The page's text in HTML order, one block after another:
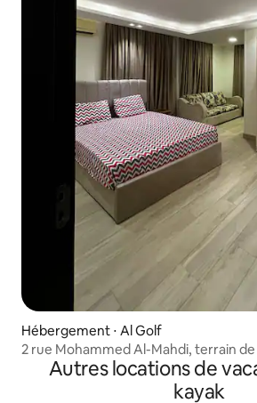
Hébergement ⋅ Al Golf
2 rue Mohammed Al-Mahdi, terrain
Autres locations de
kayak